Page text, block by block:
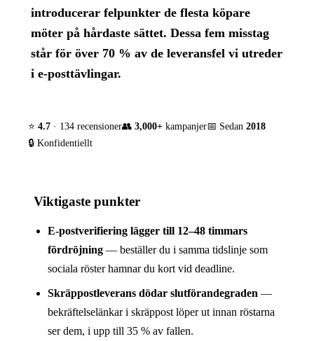
introducerar felpunkter de flesta köpare
möter på hårdaste sättet. Dessa fem misstag
står för över 70 % av de leveransfel vi utreder
i e-posttävlingar.
⭐ 4.7 · 134 recensioner👥 3,000+ kampanjer📅 Sedan 2018
🔒 Konfidentiellt
Viktigaste punkter
E-postverifiering lägger till 12–48 timmars
fördröjning — beställer du i samma tidslinje som
sociala röster hamnar du kort vid deadline.
Skräppostleverans dödar slutförandegraden —
bekräftelselänkar i skräppost löper ut innan röstarna
ser dem, i upp till 35 % av fallen.